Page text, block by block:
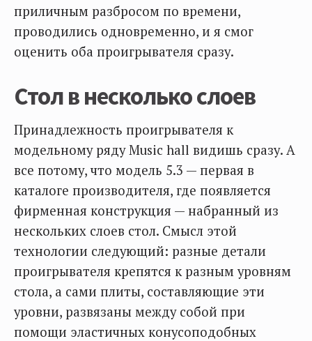
приличным разбросом по времени,
проводились одновременно, и я смог
оценить оба проигрывателя сразу.
Стол в несколько слоев
Принадлежность проигрывателя к
модельному ряду Music hall видишь сразу. А
все потому, что модель 5.3 — первая в
каталоге производителя, где появляется
фирменная конструкция — набранный из
нескольких слоев стол. Смысл этой
технологии следующий: разные детали
проигрывателя крепятся к разным уровням
стола, а сами плиты, составляющие эти
уровни, развязаны между собой при
помощи эластичных конусоподобных